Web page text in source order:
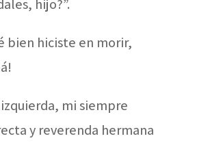
hijo?”.
bien hiciste en morir,
mi siempre
y reverenda hermana